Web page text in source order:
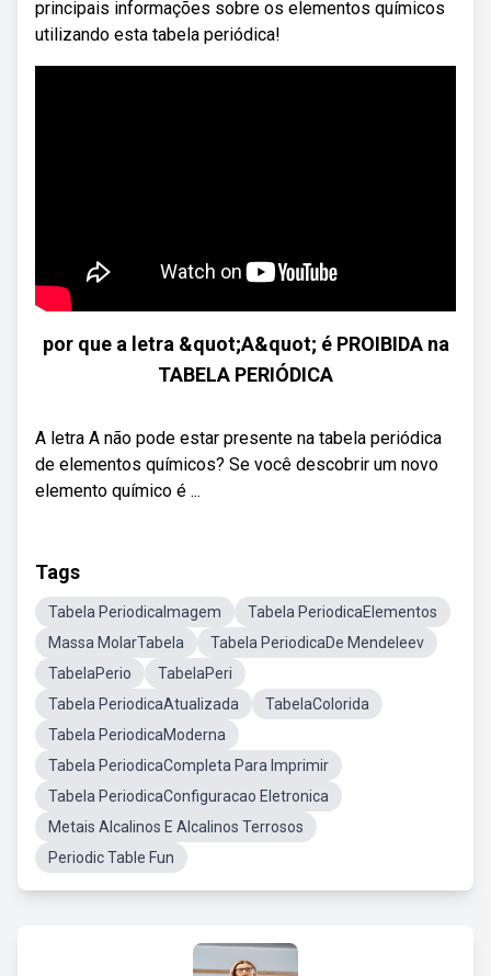
principais informações sobre os elementos químicos
utilizando esta tabela periódica!
por que a letra &quot;A&quot; é PROIBIDA na
TABELA PERIÓDICA
A letra A não pode estar presente na tabela periódica
de elementos químicos? Se você descobrir um novo
elemento químico é ...
Tags
Tabela PeriodicaImagem
Tabela PeriodicaElementos
Massa MolarTabela
Tabela PeriodicaDe Mendeleev
TabelaPerio
TabelaPeri
Tabela PeriodicaAtualizada
TabelaColorida
Tabela PeriodicaModerna
Tabela PeriodicaCompleta Para Imprimir
Tabela PeriodicaConfiguracao Eletronica
Metais Alcalinos E Alcalinos Terrosos
Periodic Table Fun